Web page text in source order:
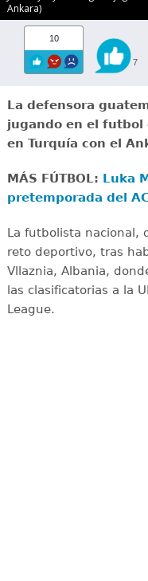
Ankara)
10
7
La defensora
jugando en el futbol
en Turquía con el
MÁS FÚTBOL: Luka
pretemporada del
La futbolista nacional,
reto deportivo, tras
Vllaznia, Albania,
las clasificatorias a la
League.